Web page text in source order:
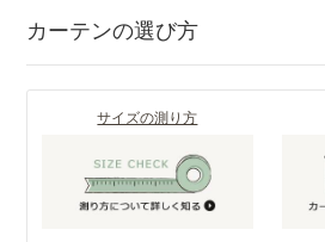
カーテンの選び方
サイズの測り方